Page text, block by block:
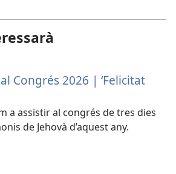
Congrés 2026 | ‘Felicitat
a assistir al congrés de tres dies
de Jehovà d’aquest any.